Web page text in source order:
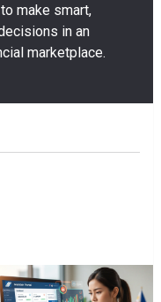
make smart,
in an
marketplace.